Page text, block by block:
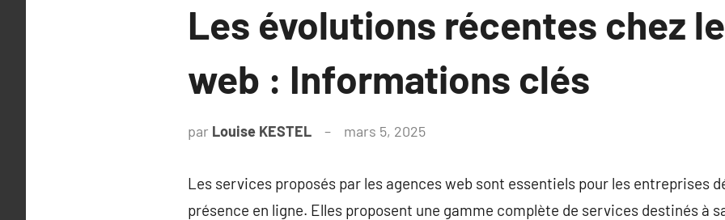
Les évolutions récentes chez
web : Informations clés
par Louise KESTEL mars 5, 2025
Les services proposés par les agences web sont essentiels pour les entreprises
présence en ligne. Elles proposent une gamme complète de services destinés à